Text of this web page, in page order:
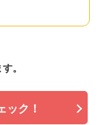
。
ック！